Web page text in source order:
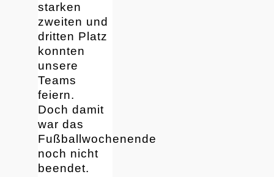
starken
zweiten und
dritten Platz
konnten
unsere
Teams
feiern.
Doch damit
war das
Fußballwochenende
noch nicht
beendet.